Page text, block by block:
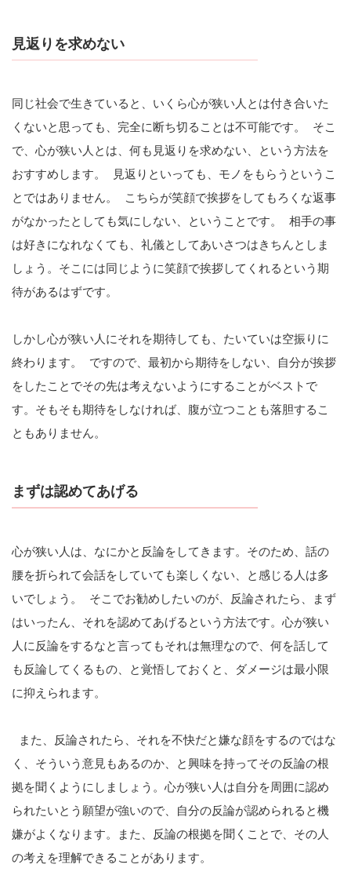
見返りを求めない
同じ社会で生きていると、いくら心が狭い人とは付き合いた
くないと思っても、完全に断ち切ることは不可能です。 そこ
で、心が狭い人とは、何も見返りを求めない、という方法を
おすすめします。 見返りといっても、モノをもらうというこ
とではありません。 こちらが笑顔で挨拶をしてもろくな返事
がなかったとしても気にしない、ということです。 相手の事
は好きになれなくても、礼儀としてあいさつはきちんとしま
しょう。そこには同じように笑顔で挨拶してくれるという期
待があるはずです。
しかし心が狭い人にそれを期待しても、たいていは空振りに
終わります。 ですので、最初から期待をしない、自分が挨拶
をしたことでその先は考えないようにすることがベストで
す。そもそも期待をしなければ、腹が立つことも落胆するこ
ともありません。
まずは認めてあげる
心が狭い人は、なにかと反論をしてきます。そのため、話の
腰を折られて会話をしていても楽しくない、と感じる人は多
いでしょう。 そこでお勧めしたいのが、反論されたら、まず
はいったん、それを認めてあげるという方法です。心が狭い
人に反論をするなと言ってもそれは無理なので、何を話して
も反論してくるもの、と覚悟しておくと、ダメージは最小限
に抑えられます。
また、反論されたら、それを不快だと嫌な顔をするのではな
く、そういう意見もあるのか、と興味を持ってその反論の根
拠を聞くようにしましょう。心が狭い人は自分を周囲に認め
られたいとう願望が強いので、自分の反論が認められると機
嫌がよくなります。また、反論の根拠を聞くことで、その人
の考えを理解できることがあります。